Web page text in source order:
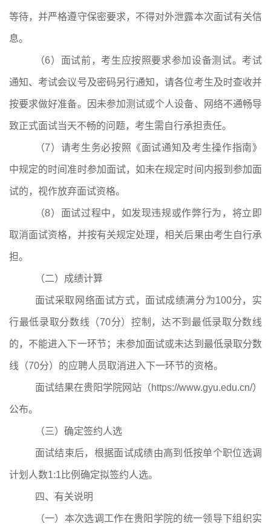
等待，并严格遵守保密要求，不得对外泄露本次面试有关信
息。
（6）面试前，考生应按照要求参加设备测试。考试
通知、考试会议号及密码另行通知，请各位考生及时查收并
按要求做好准备。因未参加测试或个人设备、网络不通畅导
致正式面试当天不畅的问题，考生需自行承担责任。
（7）请考生务必按照《面试通知及考生操作指南》
中规定的时间准时参加面试，如未在规定时间内报到参加面
试的，视作放弃面试资格。
（8）面试过程中，如发现违规或作弊行为，将立即
取消面试资格，并按有关规定处理，相关后果由考生自行承
担。
（二）成绩计算
面试采取网络面试方式，面试成绩满分为100分，实
行最低录取分数线（70分）控制，达不到最低录取分数线
的，不能进入下一环节；未参加面试或未达到最低录取分数
线（70分）的应聘人员取消进入下一环节的资格。
面试结果在贵阳学院网站（https://www.gyu.edu.cn/）
公布。
（三）确定签约人选
面试结束后，根据面试成绩由高到低按单个职位选调
计划人数1:1 比例确定拟签约人选。
四、有关说明
（一）本次选调工作在贵阳学院的统一领导下组织实